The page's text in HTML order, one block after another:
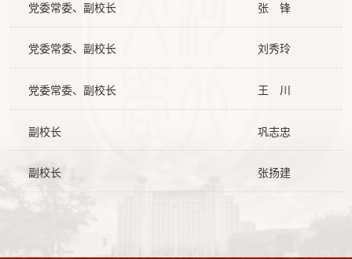
党委常委、副校长 张 锋
党委常委、副校长 刘秀玲
党委常委、副校长 王 川
副校长 巩志忠
副校长 张扬建